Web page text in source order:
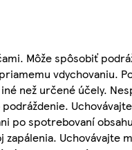
Môže spôsobiť
priamemu
než určené účely.
po spotrebovaní
zapálenia.